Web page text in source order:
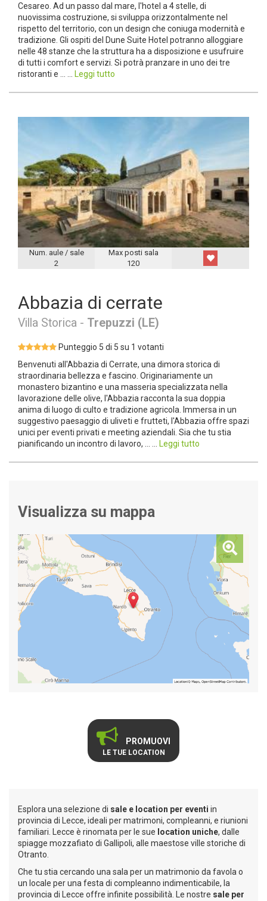
Cesareo. Ad un passo dal mare, l'hotel a 4 stelle, di
nuovissima costruzione, si sviluppa orizzontalmente nel
rispetto del territorio, con un design che coniuga modernità e
tradizione. Gli ospiti del Dune Suite Hotel potranno alloggiare
nelle 48 stanze che la struttura ha a disposizione e usufruire
di tutti i comfort e servizi. Si potrà pranzare in uno dei tre
ristoranti e ... ... Leggi tutto
Num. aule / sale
2
Max posti sala
120
Abbazia di cerrate
Villa Storica - Trepuzzi (LE)
Punteggio 5 di 5 su 1 votanti
Benvenuti all'Abbazia di Cerrate, una dimora storica di
straordinaria bellezza e fascino. Originariamente un
monastero bizantino e una masseria specializzata nella
lavorazione delle olive, l'Abbazia racconta la sua doppia
anima di luogo di culto e tradizione agricola. Immersa in un
suggestivo paesaggio di uliveti e frutteti, l'Abbazia offre spazi
unici per eventi privati e meeting aziendali. Sia che tu stia
pianificando un incontro di lavoro, ... ... Leggi tutto
Visualizza su mappa
PROMUOVI
LE TUE LOCATION
Esplora una selezione di sale e location per eventi in
provincia di Lecce, ideali per matrimoni, compleanni, e riunioni
familiari. Lecce è rinomata per le sue location uniche, dalle
spiagge mozzafiato di Gallipoli, alle maestose ville storiche di
Otranto.
Che tu stia cercando una sala per un matrimonio da favola o
un locale per una festa di compleanno indimenticabile, la
provincia di Lecce offre infinite possibilità. Le nostre sale per